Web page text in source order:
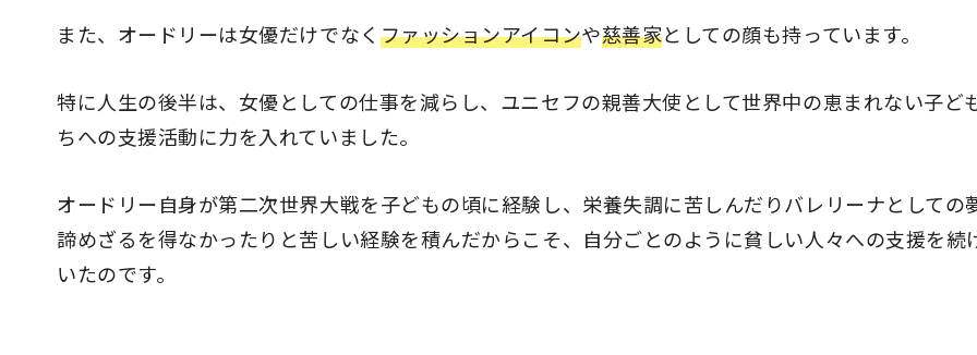
また、オードリーは女優だけでなく ファッションアイコンや慈善家としての顔も持っています。
特に人生の後半は、女優としての仕事を減らし、ユニセフの親善大使として世界中の恵まれない子ど
ちへの支援活動に力を入れていました。
オードリー自身が第二次世界大戦を子どもの頃に経験し、栄養失調に苦しんだりバレリーナとしての
諦めざるを得なかったりと苦しい経験を積んだからこそ、自分ごとのように貧しい人々への支援を続
いたのです。